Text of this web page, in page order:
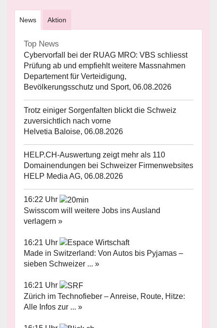
News Aktion
Top News
Cybervorfall bei der RUAG MRO: VBS schliesst
Prüfung ab und empfiehlt weitere Massnahmen
Departement für Verteidigung,
Bevölkerungsschutz und Sport, 06.08.2026
Trotz einiger Sorgenfalten blickt die Schweiz
zuversichtlich nach vorne
Helvetia Baloise, 06.08.2026
HELP.CH-Auswertung zeigt mehr als 110
Domainendungen bei Schweizer Firmenwebsites
HELP Media AG, 06.08.2026
16:22 Uhr
Swisscom will weitere Jobs ins Ausland
verlagern »
16:21 Uhr
Made in Switzerland: Von Autos bis Pyjamas –
sieben Schweizer ... »
16:21 Uhr
Zürich im Technofieber – Anreise, Route, Hitze:
Alle Infos zur ... »